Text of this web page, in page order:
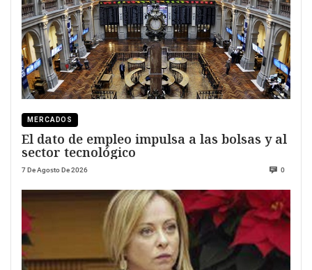
MERCADOS
El dato de empleo impulsa a las bolsas y al
sector tecnológico
7 De Agosto De 2026 0